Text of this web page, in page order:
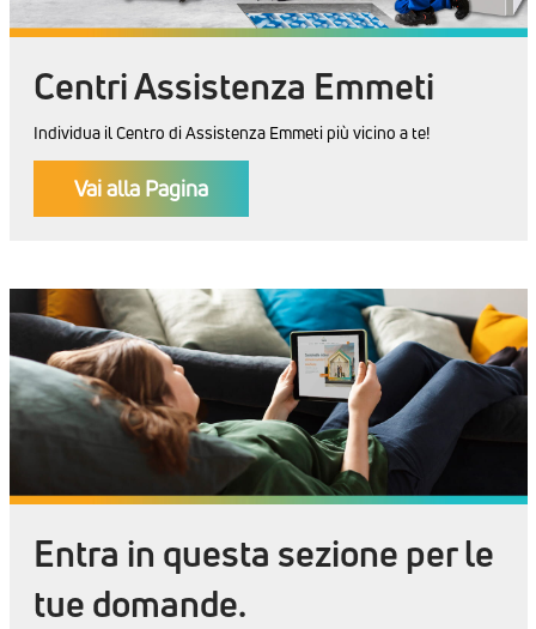
Centri Assistenza Emmeti
Individua il Centro di Assistenza Emmeti più vicino a te!
Vai alla Pagina
Entra in questa sezione per le
tue domande.